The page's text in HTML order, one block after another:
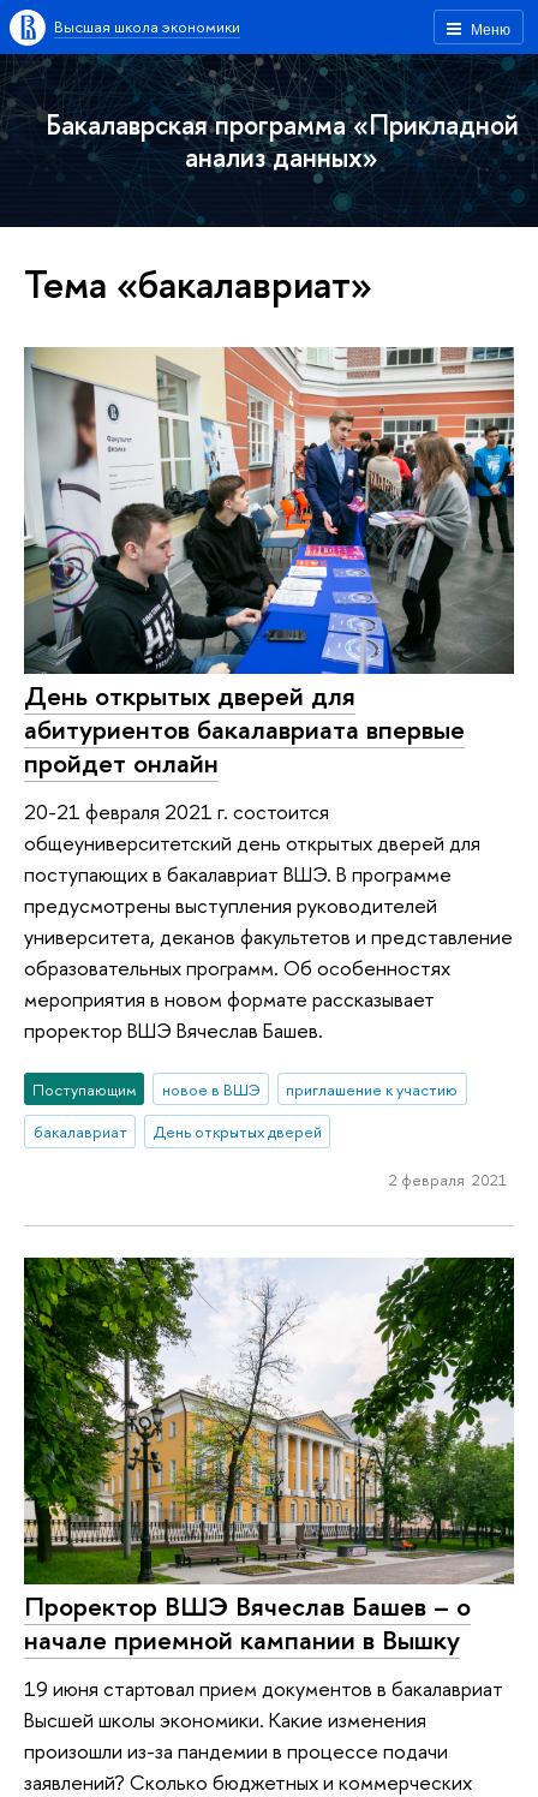
Меню
Высшая школа экономики
Бакалаврская программа «Прикладной
анализ данных»
Тема «бакалавриат»
День открытых дверей для
абитуриентов бакалавриата впервые
пройдет онлайн
20-21 февраля 2021 г. состоится
общеуниверситетский день открытых дверей для
поступающих в бакалавриат ВШЭ. В программе
предусмотрены выступления руководителей
университета, деканов факультетов и представление
образовательных программ. Об особенностях
мероприятия в новом формате рассказывает
проректор ВШЭ Вячеслав Башев.
Поступающим новое в ВШЭ
приглашение к участию
бакалавриат
День открытых дверей
2 февраля 2021
Проректор ВШЭ Вячеслав Башев – о
начале приемной кампании в Вышку
19 июня стартовал прием документов в бакалавриат
Высшей школы экономики. Какие изменения
произошли из-за пандемии в процессе подачи
заявлений? Сколько бюджетных и коммерческих